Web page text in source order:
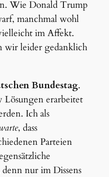
Wie Donald Trump
manchmal wohl
im Affekt.
wir leider gedanklich
Bundestag.
erarbeitet
Ich als
, dass
Parteien
nur im Dissens